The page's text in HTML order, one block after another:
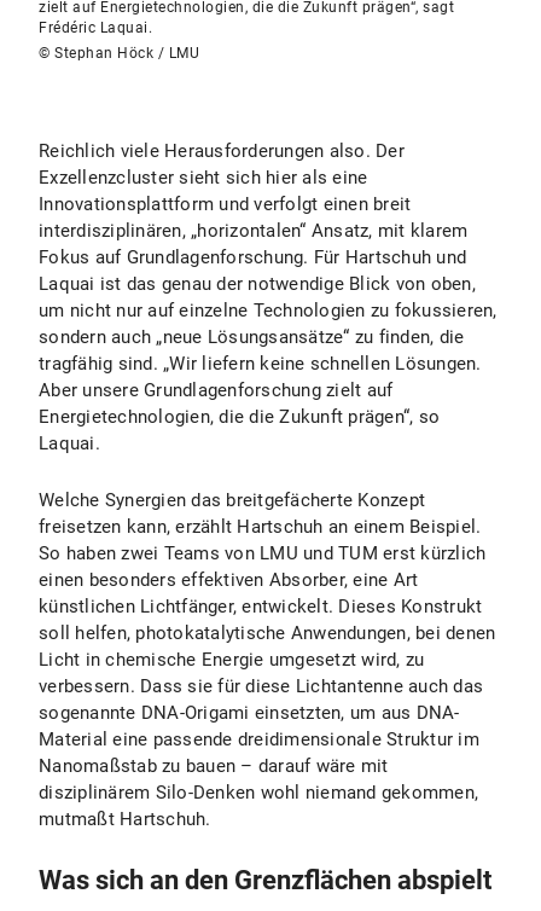
zielt auf Energietechnologien, die die Zukunft prägen“, sagt
Frédéric Laquai.
© Stephan Höck / LMU
Reichlich viele Herausforderungen also. Der
Exzellenzcluster sieht sich hier als eine
Innovationsplattform und verfolgt einen breit
interdisziplinären, „horizontalen“ Ansatz, mit klarem
Fokus auf Grundlagenforschung. Für Hartschuh und
Laquai ist das genau der notwendige Blick von oben,
um nicht nur auf einzelne Technologien zu fokussieren,
sondern auch „neue Lösungsansätze“ zu finden, die
tragfähig sind. „Wir liefern keine schnellen Lösungen.
Aber unsere Grundlagenforschung zielt auf
Energietechnologien, die die Zukunft prägen“, so
Laquai.
Welche Synergien das breitgefächerte Konzept
freisetzen kann, erzählt Hartschuh an einem Beispiel.
So haben zwei Teams von LMU und TUM erst kürzlich
einen besonders effektiven Absorber, eine Art
künstlichen Lichtfänger, entwickelt. Dieses Konstrukt
soll helfen, photokatalytische Anwendungen, bei denen
Licht in chemische Energie umgesetzt wird, zu
verbessern. Dass sie für diese Lichtantenne auch das
sogenannte DNA-Origami einsetzten, um aus DNA-
Material eine passende dreidimensionale Struktur im
Nanomaßstab zu bauen – darauf wäre mit
disziplinärem Silo-Denken wohl niemand gekommen,
mutmaßt Hartschuh.
Was sich an den Grenzflächen abspielt